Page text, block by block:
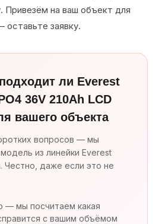
Привезём на ваш объект для
оставьте заявку.
ли Everest
36V 210Ah LCD
вашего объекта
вопросов — мы
из линейки Everest
Честно, даже если это не
— мы посчитаем какая
с вашим объёмом